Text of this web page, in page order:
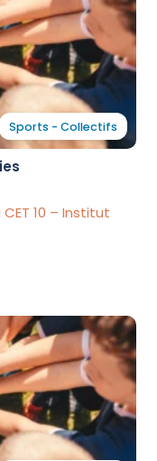
Sports - Collectifs
10 – Institut